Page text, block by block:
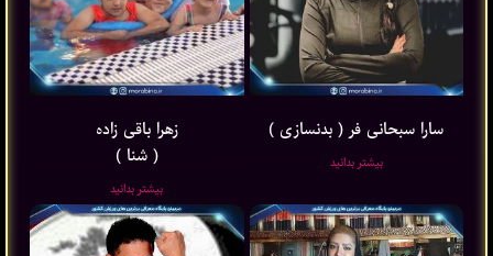
سارا سبحانی فر ( بدنسازی )
بیشتر بدانید
زهرا باقی ‌زاده
( شنا )
بیشتر بدانید